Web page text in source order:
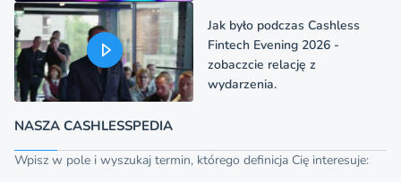
Jak było podczas Cashless
Fintech Evening 2026 -
zobaczcie relację z
wydarzenia.
NASZA CASHLESSPEDIA
Wpisz w pole i wyszukaj termin, którego definicja Cię interesuje: